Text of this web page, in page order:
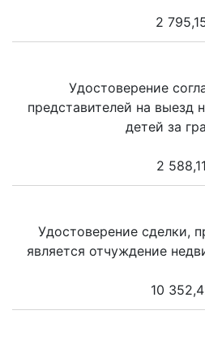
2
Удостоверение
представителей на выезд
детей за
2 588,11
Удостоверение сделки,
является отчуждение
10